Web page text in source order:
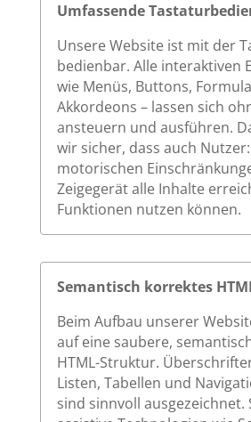
Umfassende
Unsere Website ist mit der
bedienbar. Alle interaktiven
wie Menüs, Buttons,
Akkordeons – lassen sich
ansteuern und ausführen.
wir sicher, dass auch
motorischen
Zeigegerät alle Inhalte
Funktionen nutzen können.
Semantisch korrektes
Beim Aufbau unserer
auf eine saubere,
HTML-Struktur.
Listen, Tabellen und
sind sinnvoll ausgezeichnet.